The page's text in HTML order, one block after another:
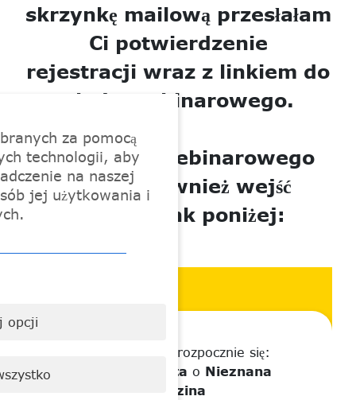
skrzynkę mailową przesłałam
Ci potwierdzenie
rejestracji wraz z linkiem do
pokoju webinarowego.
Do pokoju webinarowego
możesz również wejść
klikając link poniżej:
Twój Webinar rozpocznie się:
Nieznana data o Nieznana
godzina
za pomocą
technologii, aby
na naszej
jej użytkowania i
opcji